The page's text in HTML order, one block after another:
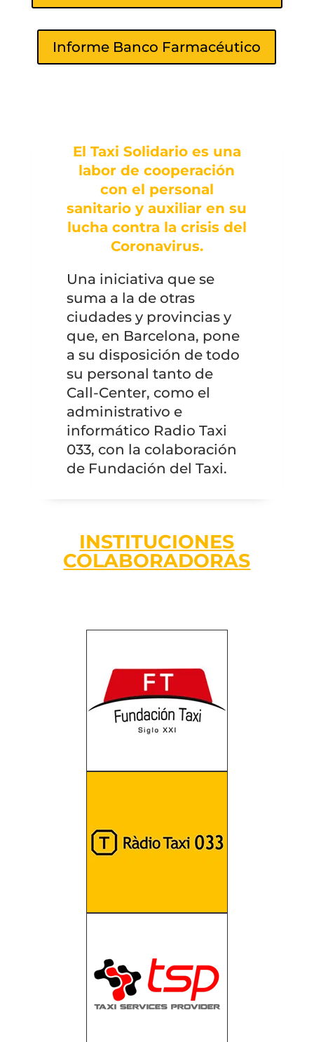
Informe Banco Farmacéutico
El Taxi Solidario es una
labor de cooperación
con el personal
sanitario y auxiliar en su
lucha contra la crisis del
Coronavirus.
Una iniciativa que se
suma a la de otras
ciudades y provincias y
que, en Barcelona, pone
a su disposición de todo
su personal tanto de
Call-Center, como el
administrativo e
informático Radio Taxi
033, con la colaboración
de Fundación del Taxi.
INSTITUCIONES
COLABORADORAS